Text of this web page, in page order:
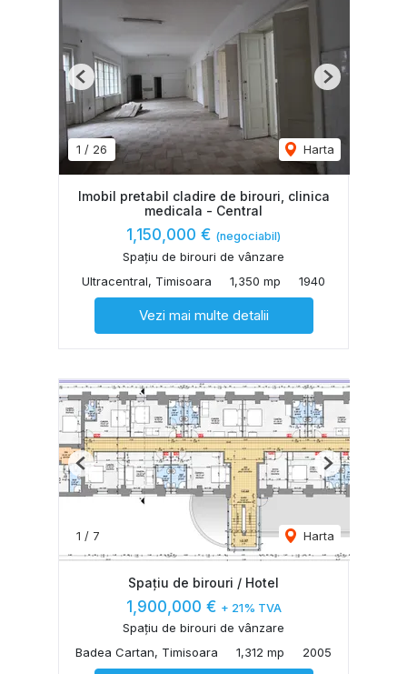
1 / 26 Harta
Previous Next
Imobil pretabil cladire de birouri, clinica
medicala - Central
1,150,000 € (negociabil)
Spațiu de birouri de vânzare
Ultracentral, Timisoara
1,350 mp 1940
Vezi mai multe detalii
1 / 7 Harta
Previous Next
Spațiu de birouri / Hotel
1,900,000 € + 21% TVA
Spațiu de birouri de vânzare
Badea Cartan, Timisoara
1,312 mp 2005